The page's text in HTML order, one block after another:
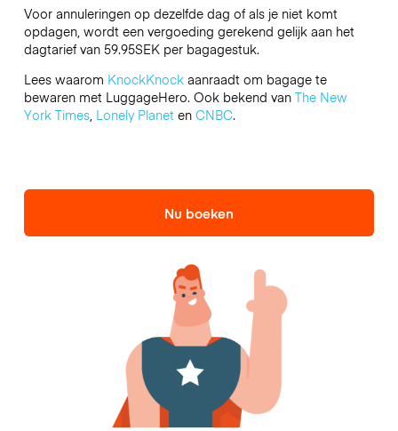
Voor annuleringen op dezelfde dag of als je niet komt
opdagen, wordt een vergoeding gerekend gelijk aan het
dagtarief van 59.95SEK per bagagestuk.
Lees waarom KnockKnockaanraadt om bagage te
bewaren met LuggageHero. Ook bekend van The New
York Times, Lonely Planeten CNBC.
Nu boeken